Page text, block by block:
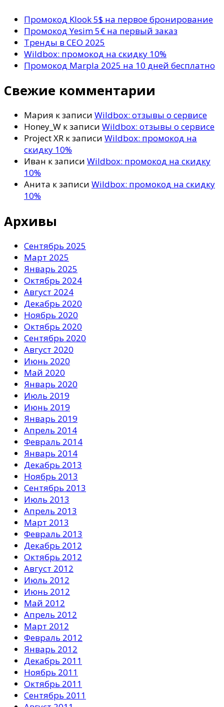
Промокод Klook 5$ на первое бронирование
Промокод Yesim 5€ на первый заказ
Тренды в СЕО 2025
Wildbox: промокод на скидку 10%
Промокод Marpla 2025 на 10 дней бесплатно
Свежие комментарии
Мария к записи Wildbox: отзывы о сервисе
Honey_W к записи Wildbox: отзывы о сервисе
Project XR к записи Wildbox: промокод на
скидку 10%
Иван к записи Wildbox: промокод на скидку
10%
Анита к записи Wildbox: промокод на скидку
10%
Архивы
Сентябрь 2025
Март 2025
Январь 2025
Октябрь 2024
Август 2024
Декабрь 2020
Ноябрь 2020
Октябрь 2020
Сентябрь 2020
Август 2020
Июнь 2020
Май 2020
Январь 2020
Июль 2019
Июнь 2019
Январь 2019
Апрель 2014
Февраль 2014
Январь 2014
Декабрь 2013
Ноябрь 2013
Сентябрь 2013
Июль 2013
Апрель 2013
Март 2013
Февраль 2013
Декабрь 2012
Октябрь 2012
Август 2012
Июль 2012
Июнь 2012
Май 2012
Апрель 2012
Март 2012
Февраль 2012
Январь 2012
Декабрь 2011
Ноябрь 2011
Октябрь 2011
Сентябрь 2011